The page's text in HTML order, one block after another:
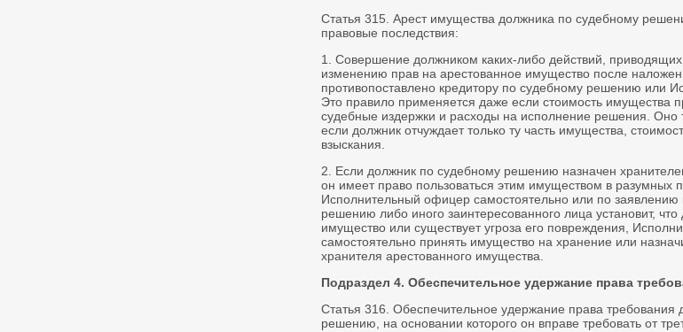
Статья 315. Арест имущества должника по судебному
правовые последствия:
1. Совершение должником каких-либо действий,
изменению прав на арестованное имущество после
противопоставлено кредитору по судебному решению или
Это правило применяется даже если стоимость имущества
судебные издержки и расходы на исполнение решения. Оно
если должник отчуждает только ту часть имущества,
взыскания.
2. Если должник по судебному решению назначен
он имеет право пользоваться этим имуществом в разумных
Исполнительный офицер самостоятельно или по заявлению
решению либо иного заинтересованного лица установит,
имущество или существует угроза его повреждения,
самостоятельно принять имущество на хранение или
хранителя арестованного имущества.
Подраздел 4. Обеспечительное удержание права
Статья 316. Обеспечительное удержание права требования
решению, на основании которого он вправе требовать от